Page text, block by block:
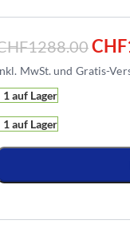
1288.00CHF
1 auf Lager
1 auf Lager